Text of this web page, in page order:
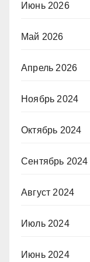
Июнь 2026
Май 2026
Апрель 2026
Ноябрь 2024
Октябрь 2024
Сентябрь 2024
Август 2024
Июль 2024
Июнь 2024